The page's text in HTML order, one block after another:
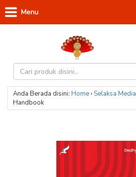
Menu
Anda Berada disini: Home› Selaksa Media
Handbook